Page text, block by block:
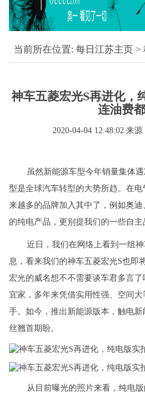
当前所在位置: 每日江苏主页 >
神车五菱宏光S再进化，
连油费
2020-04-04 12:48:02 来源
虽然新能源车型今年销量集体
型是全球汽车转型的大势所趋。在
来越多的品牌加入其中了，例如奥
的纯电产品，更别提我们的一些自主
近日，我们在网络上看到一组
息，看来我们的神车五菱宏光S也即
宏光的威名想不不需要谈车君多言
宜家，多年来凭借实用性强、空间
手。如今，推出新能源版本，触电
丝翘首期盼。
从目前曝光的照片来看，纯电